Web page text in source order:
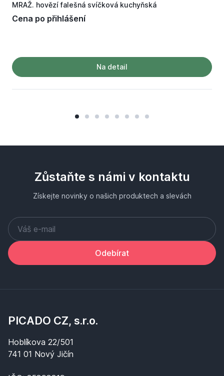
MRAŽ. hovězí falešná svíčková kuchyňská
Cena po přihlášení
Na detail
Zůstaňte s námi v kontaktu
Získejte novinky o našich produktech a slevách
Odebírat
PICADO CZ, s.r.o.
Hoblíkova 22/501
741 01 Nový Jičín